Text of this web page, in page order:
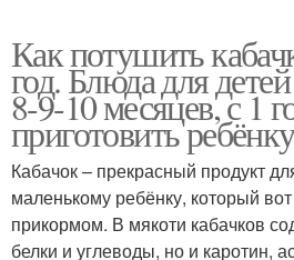
Как потушить
год. Блюда для
8-9-10 месяцев, с 1
приготовить
Кабачок – прекрасный продукт
маленькому ребёнку, который
прикормом. В мякоти кабачков
белки и углеводы, но и каротин,